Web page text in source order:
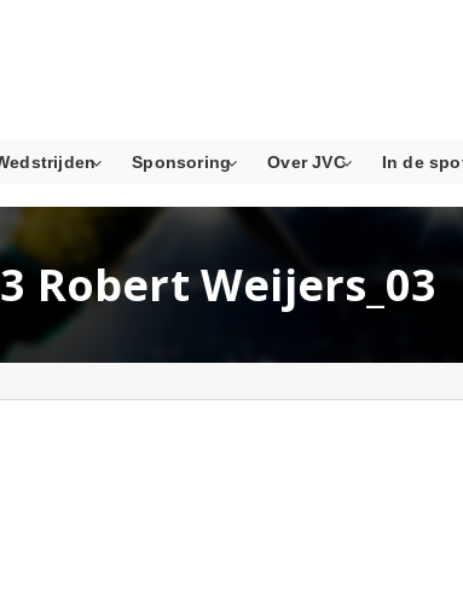
Sponsoring Over JVC In de
Robert Weijers_03